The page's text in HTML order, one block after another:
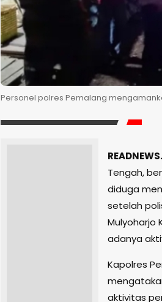
Personel polres Pemalang
Tengah,
diduga
setelah
Mulyoharjo
adanya
Kapolres
aktivitas